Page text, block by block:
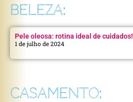
BELEZA:
Pele oleosa: rotina ideal de cuidados!
1 de julho de 2024
CASAMENTO: